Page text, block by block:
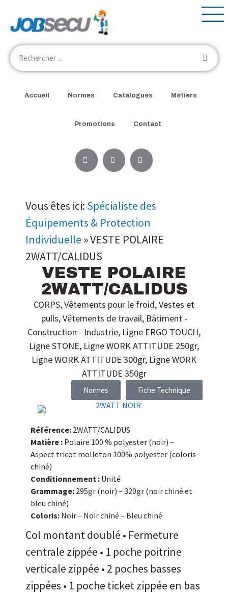
Accueil Normes Catalogues Métiers
Promotions Contact
Vous êtes ici: Spécialiste des
Équipements & Protection
Individuelle »VESTE POLAIRE
2WATT/CALIDUS
VESTE POLAIRE
2WATT/CALIDUS
CORPS,Vêtements pour le froid,Vestes et
pulls,Vêtements de travail, Bâtiment -
Construction - Industrie, Ligne ERGO TOUCH,
Ligne STONE, Ligne WORK ATTITUDE 250gr,
Ligne WORK ATTITUDE 300gr, Ligne WORK
ATTITUDE 350gr
Normes Fiche Technique
Référence: 2WATT/CALIDUS
Matière : Polaire 100 % polyester (noir) –
Aspect tricot molleton 100% polyester (coloris
chiné)
Conditionnement : Unité
Grammage: 295gr (noir) – 320gr (noir chiné et
bleu chiné)
Coloris: Noir – Noir chiné – Bleu chiné
Col montant doublé • Fermeture
centrale zippée • 1 poche poitrine
verticale zippée • 2 poches basses
zippées • 1 poche ticket zippée en bas